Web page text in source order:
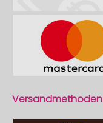
Versandmethoden